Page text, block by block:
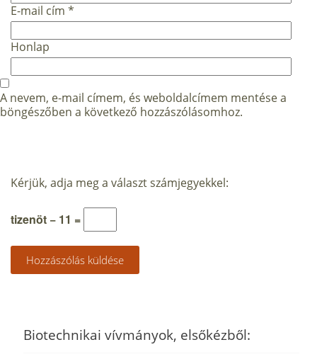
E-mail cím *
Honlap
A nevem, e-mail címem, és weboldalcímem mentése a
böngészőben a következő hozzászólásomhoz.
Kérjük, adja meg a választ számjegyekkel:
tizenöt − 11 =
Biotechnikai vívmányok, elsőkézből: